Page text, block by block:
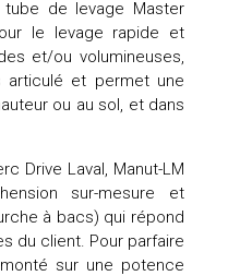
de levage Master
le levage rapide et
et/ou volumineuses,
articulé et permet une
ou au sol, et dans
Drive Laval, Manut-LM
sur-mesure et
à bacs) qui répond
du client. Pour parfaire
sur une potence